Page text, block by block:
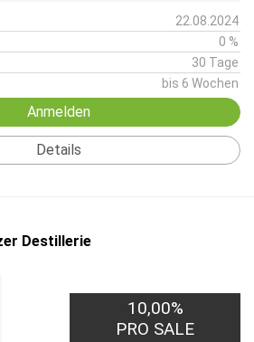
22.08.2024
0 %
30 Tage
bis 6 Wochen
Anmelden
Details
Destillerie
10,00%
PRO SALE